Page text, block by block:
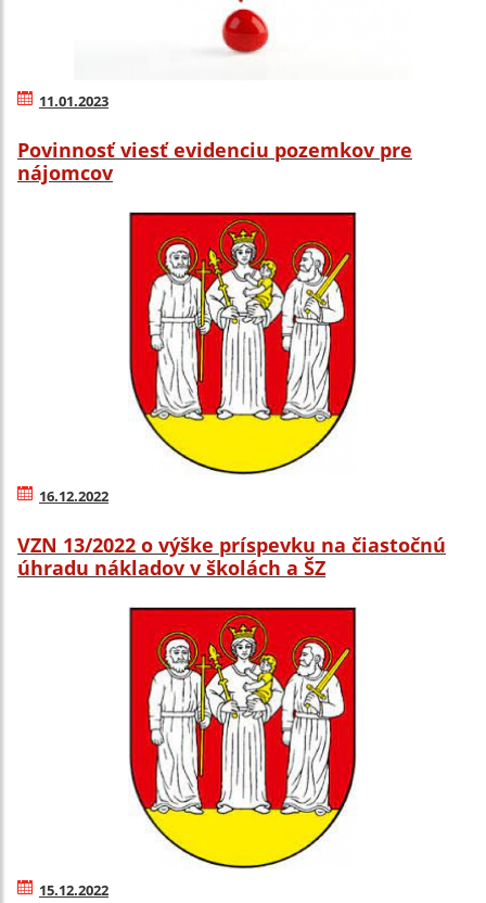
11.01.2023
Povinnosť viesť evidenciu pozemkov pre
nájomcov
16.12.2022
VZN 13/2022 o výške príspevku na čiastočnú
úhradu nákladov v školách a ŠZ
15.12.2022